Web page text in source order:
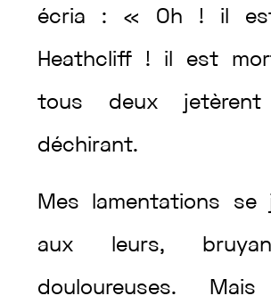
écria : « Oh ! il
Heathcliff ! il est
tous deux
déchirant.
Mes lamentations se
aux leurs,
douloureuses.